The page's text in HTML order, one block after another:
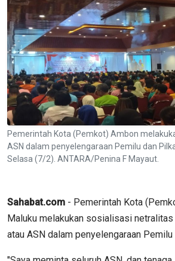
Pemerintah Kota (Pemkot) Ambon
ASN dalam penyelengaraan Pemilu dan
Selasa (7/2). ANTARA/Penina F Mayaut.
Sahabat.com - Pemerintah Kota
Maluku melakukan sosialisasi
atau ASN dalam penyelengaraan